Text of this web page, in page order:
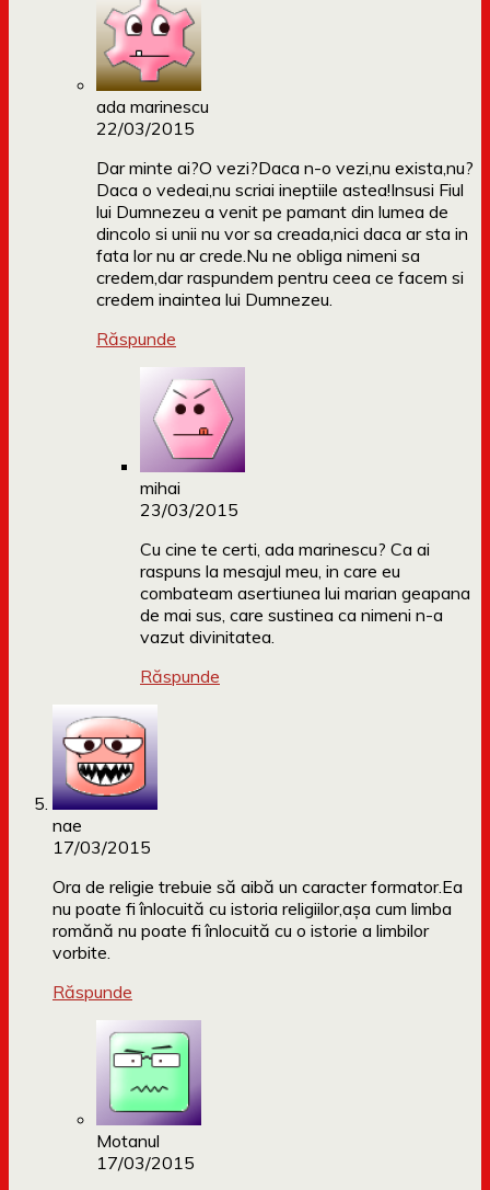
ada marinescu
22/03/2015
Dar minte ai?O vezi?Daca n-o vezi,nu exista,nu?
Daca o vedeai,nu scriai ineptiile astea!Insusi Fiul
lui Dumnezeu a venit pe pamant din lumea de
dincolo si unii nu vor sa creada,nici daca ar sta in
fata lor nu ar crede.Nu ne obliga nimeni sa
credem,dar raspundem pentru ceea ce facem si
credem inaintea lui Dumnezeu.
Răspunde
mihai
23/03/2015
Cu cine te certi, ada marinescu? Ca ai
raspuns la mesajul meu, in care eu
combateam asertiunea lui marian geapana
de mai sus, care sustinea ca nimeni n-a
vazut divinitatea.
Răspunde
nae
17/03/2015
Ora de religie trebuie să aibă un caracter formator.Ea
nu poate fi înlocuită cu istoria religiilor,aşa cum limba
romănă nu poate fi înlocuită cu o istorie a limbilor
vorbite.
Răspunde
Motanul
17/03/2015